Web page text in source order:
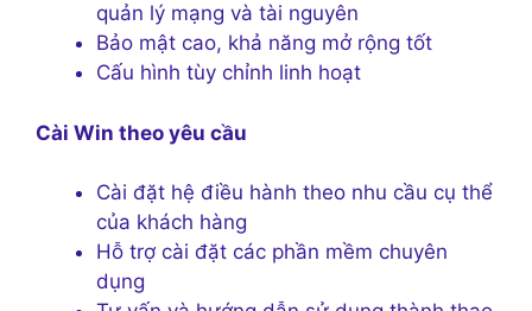
quản lý mạng và tài nguyên
Bảo mật cao, khả năng mở rộng tốt
Cấu hình tùy chỉnh linh hoạt
Cài Win theo yêu cầu
Cài đặt hệ điều hành theo nhu cầu cụ thể
của khách hàng
Hỗ trợ cài đặt các phần mềm chuyên
dụng